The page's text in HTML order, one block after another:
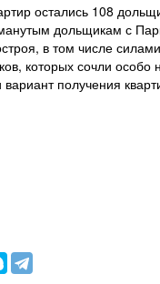
остались 108
дольщикам с
в том числе
которых сочли
получения